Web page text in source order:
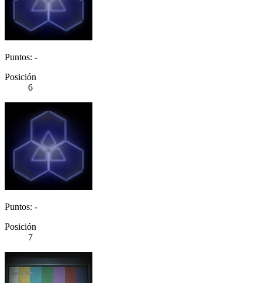
Puntos: -
Posición
6
Puntos: -
Posición
7